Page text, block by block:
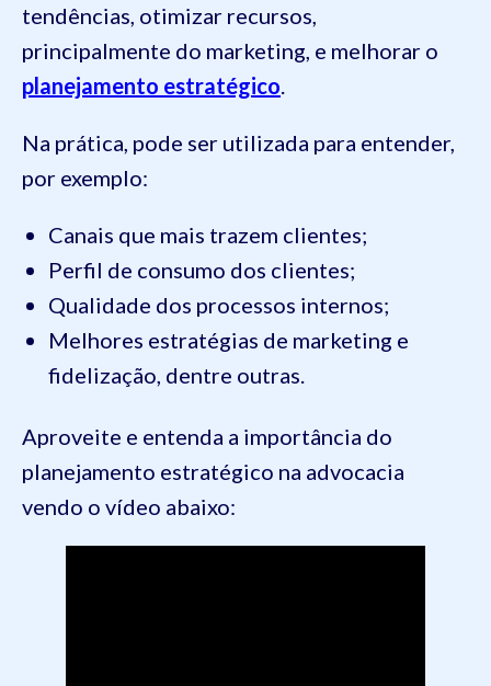
tendências, otimizar recursos,
principalmente do marketing, e melhorar o
planejamento estratégico
Na prática, pode ser utilizada para entender,
por exemplo:
Canais que mais trazem clientes;
Perfil de consumo dos clientes;
Qualidade dos processos internos;
Melhores estratégias de marketing e
fidelização, dentre outras.
Aproveite e entenda a importância do
planejamento estratégico na advocacia
vendo o vídeo abaixo: